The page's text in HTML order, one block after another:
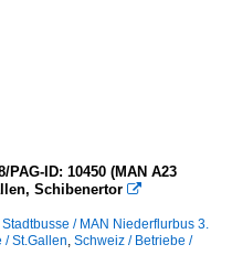
ID: 10450 (MAN A23
Schibenertor 
Stadtbusse / MAN Niederflurbus 3.
/ St.Gallen, Schweiz / Betriebe /